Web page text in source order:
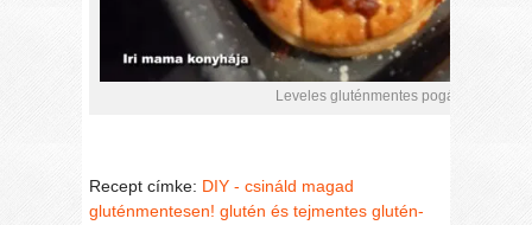
Leveles gluténmentes pogácsa recept
Recept címke: DIY - csináld magad
gluténmentesen! glutén és tejmentes glutén-